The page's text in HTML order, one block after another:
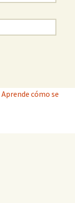
Aprende cómo se